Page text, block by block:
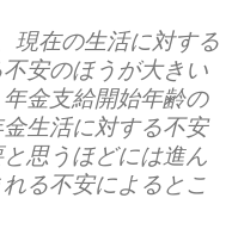
現在の生活に対する
安のほうが大きい
金支給開始年齢の
生活に対する不安
思うほどには進ん
る不安によるとこ